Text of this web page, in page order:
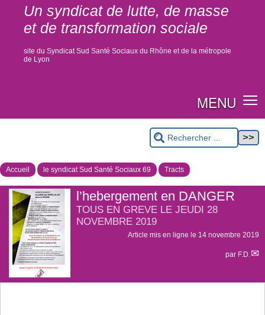
Un syndicat de lutte, de masse
et de transformation sociale
site du Syndicat Sud Santé Sociaux du Rhône et de la métropole
de Lyon
MENU
Accueil le syndicat Sud Santé Sociaux 69 Tracts
l’hebergement en DANGER
TOUS EN GREVE LE JEUDI 28
NOVEMBRE 2019
Article mis en ligne le 14 novembre 2019
par F.D.